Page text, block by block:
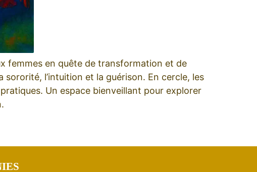
femmes en quête de transformation et de
l’intuition et la guérison. En cercle, les
Un espace bienveillant pour explorer